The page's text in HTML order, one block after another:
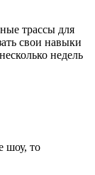
трассы для
свои навыки
недель
шоу, то